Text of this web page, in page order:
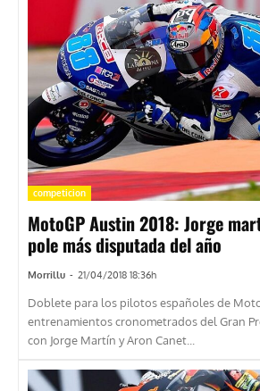
competicion
MotoGP Austin 2018: Jorge
pole más disputada del año
Morrillu - 21/04/2018 18:36h
Doblete para los pilotos españoles de
entrenamientos cronometrados del Gran
con Jorge Martín y Aron Canet...